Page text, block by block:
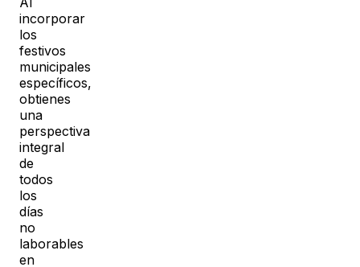
incorporar
los
festivos
municipales
específicos,
obtienes
una
perspectiva
integral
de
todos
los
días
no
laborables
en